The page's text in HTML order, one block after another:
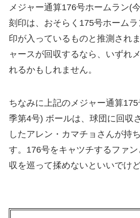
メジャー通算176号ホームラン(
刻印は、おそらく175号ホームラ
印が入っているものと推測され
ャースが回収するなら、いずれ
れるかもしれません。
ちなみに上記のメジャー通算
季第4号) ボールは、球団に回収
したアレン・カマチョさんが持
す。176号をキャツチするファ
収を巡って揉めないといいでけど